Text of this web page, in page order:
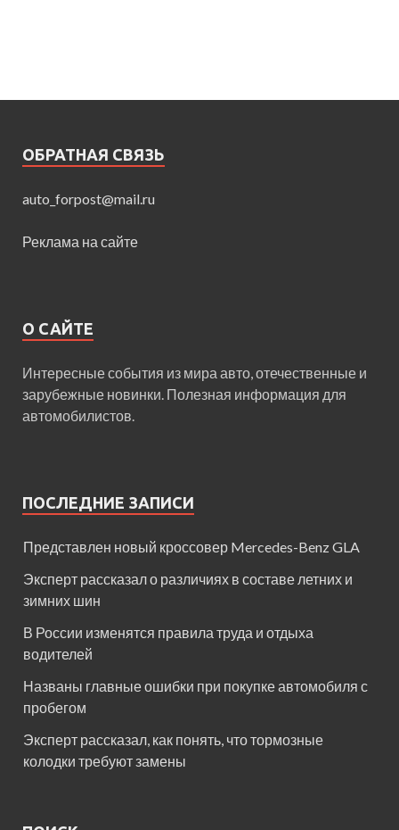
ОБРАТНАЯ СВЯЗЬ
auto_forpost@mail.ru
Реклама на сайте
О САЙТЕ
Интересные события из мира авто, отечественные и
зарубежные новинки. Полезная информация для
автомобилистов.
ПОСЛЕДНИЕ ЗАПИСИ
Представлен новый кроссовер Mercedes-Benz GLA
Эксперт рассказал о различиях в составе летних и
зимних шин
В России изменятся правила труда и отдыха
водителей
Названы главные ошибки при покупке автомобиля с
пробегом
Эксперт рассказал, как понять, что тормозные
колодки требуют замены